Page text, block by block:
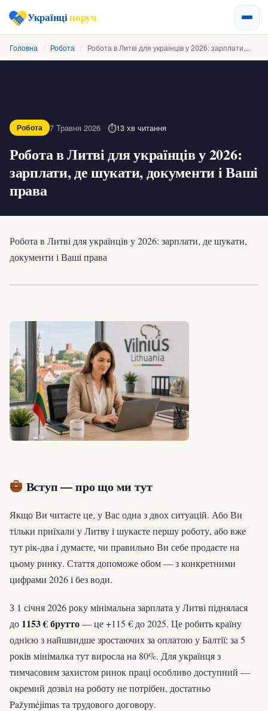
Українціпоруч
Головна / Робота / Робота в Литві для українців у 2026: зарплати,...
Робота 7 Травня 2026 13 хв читання
Робота в Литві для українців у 2026:
зарплати, де шукати, документи і Ваші
права
Робота в Литві для українців у 2026: зарплати, де шукати,
документи і Ваші права
Вступ — про що ми тут
Якщо Ви читаєте це, у Вас одна з двох ситуацій. Або Ви
тільки приїхали у Литву і шукаєте першу роботу, або вже
тут рік-два і думаєте, чи правильно Ви себе продаєте на
цьому ринку. Стаття допоможе обом — з конкретними
цифрами 2026 і без води.
З 1 січня 2026 року мінімальна зарплата у Литві піднялася
до 1153 € брутто— це +115 € до 2025. Це робить країну
однією з найшвидше зростаючих за оплатою у Балтії: за 5
років мінімалка тут виросла на 80%. Для українця з
тимчасовим захистом ринок праці особливо доступний —
окремий дозвіл на роботу не потрібен, достатньо
Pažymėjimas та трудового договору.